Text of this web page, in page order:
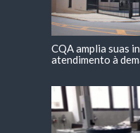
CQA amplia suas
atendimento à